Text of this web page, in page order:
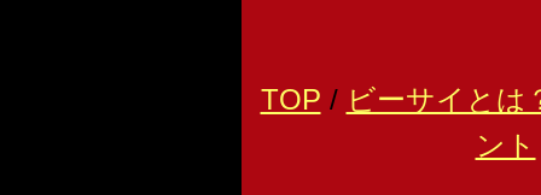
TOP / ビーサイとは
ント